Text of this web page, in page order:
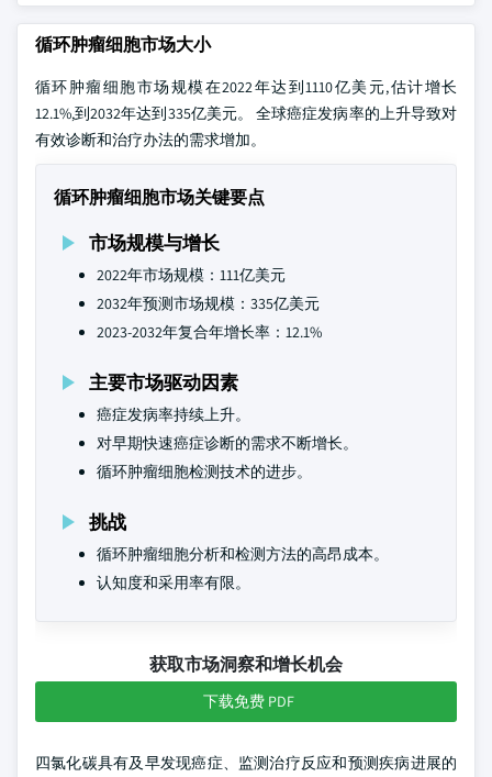
循环肿瘤细胞市场大小
循环肿瘤细胞市场规模在2022年达到1110亿美元,估计增长
12.1%,到2032年达到335亿美元。 全球癌症发病率的上升导致对
有效诊断和治疗办法的需求增加。
循环肿瘤细胞市场关键要点
市场规模与增长
2022年市场规模：111亿美元
2032年预测市场规模：335亿美元
2023-2032年复合年增长率：12.1%
主要市场驱动因素
癌症发病率持续上升。
对早期快速癌症诊断的需求不断增长。
循环肿瘤细胞检测技术的进步。
挑战
循环肿瘤细胞分析和检测方法的高昂成本。
认知度和采用率有限。
获取市场洞察和增长机会
下载免费 PDF
四氯化碳具有及早发现癌症、监测治疗反应和预测疾病进展的